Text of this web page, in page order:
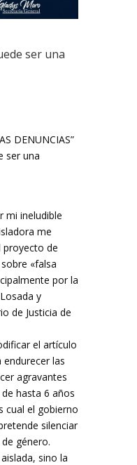
ser una
DENUNCIAS”
ser una
mi ineludible
me
de
«falsa
por la
y
de Justicia de
el artículo
endurecer las
agravantes
hasta 6 años
cual el gobierno
silenciar
género.
sino la